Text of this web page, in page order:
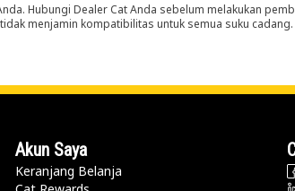
Hubungi Dealer Cat Anda sebelum melakukan
menjamin kompatibilitas untuk semua suku cadang.
Akun Saya
Keranjang Belanja